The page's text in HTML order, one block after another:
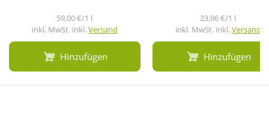
59,00 €/1 l
inkl. MwSt. inkl.Versand
Hinzufügen
23,96 €/1 l
inkl. MwSt. inkl.Versand
Hinzufügen